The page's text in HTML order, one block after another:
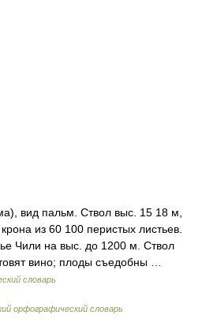
вид пальм. Ствол выс. 15 18 м,
из 60 100 перистых листьев.
Чили на выс. до 1200 м. Ствол
вино; плоды съедобны …
словарь
орфографический словарь